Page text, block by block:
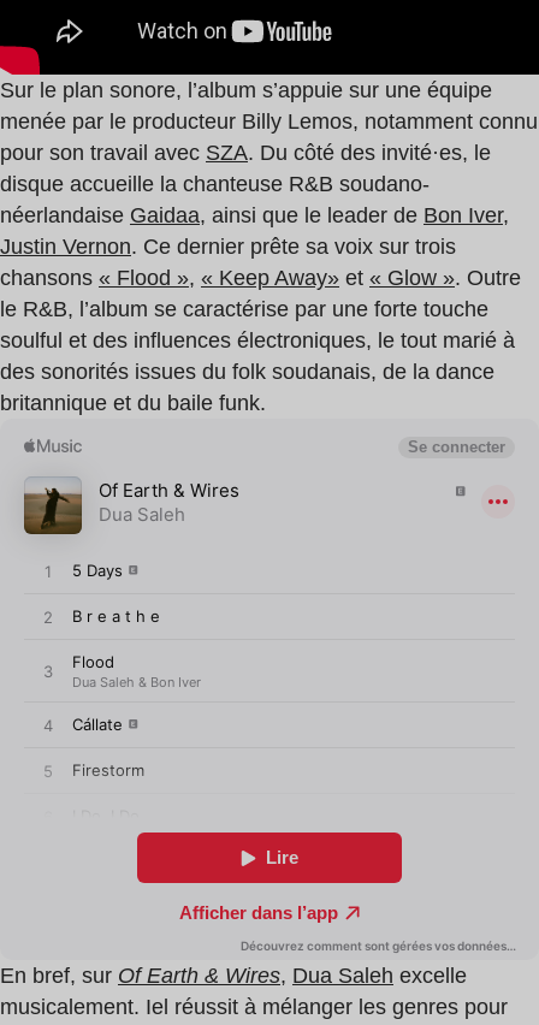
Sur le plan sonore, l’album s’appuie sur une équipe
menée par le producteur Billy Lemos, notamment connu
pour son travail avec SZA. Du côté des invité·es, le
disque accueille la chanteuse R&B soudano-
néerlandaise Gaidaa, ainsi que le leader de Bon Iver,
Justin Vernon. Ce dernier prête sa voix sur trois
chansons « Flood », « Keep Away» et « Glow ». Outre
le R&B, l’album se caractérise par une forte touche
soulful et des influences électroniques, le tout marié à
des sonorités issues du folk soudanais, de la dance
britannique et du baile funk.
En bref, sur Of Earth & Wires, Dua Saleh excelle
musicalement. Iel réussit à mélanger les genres pour